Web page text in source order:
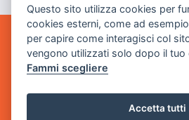
GAME WARP
BY POWER GAME SRL
Sede Legale
via Villaggio dei Platani, 3
Questo sito utilizza cookies per
cookies esterni, come ad
per capire come interagisci col
vengono utilizzati solo dopo il tuo
Fammi scegliere
Accetta tutti